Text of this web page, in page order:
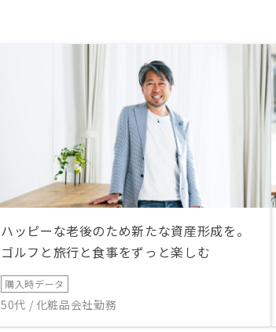
ハッピーな老後のため新たな資産形成を。
ゴルフと旅行と食事をずっと楽しむ
購入時データ
50代 / 化粧品会社勤務